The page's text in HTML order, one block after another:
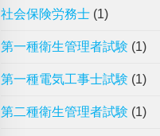
社会保険労務士 (1)
第一種衛生管理者試験 (1)
第一種電気工事士試験 (1)
第二種衛生管理者試験 (1)